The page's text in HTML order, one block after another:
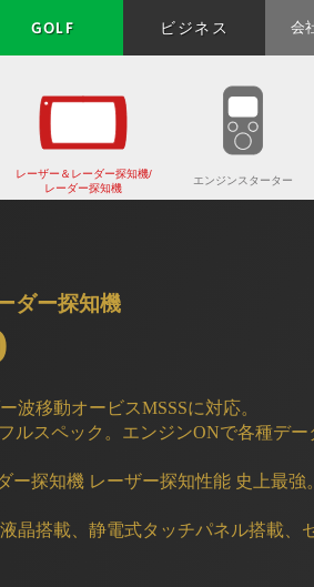
GOLF ビジネス 会
レーザー＆レーダー探知機/
レーダー探知機
エンジンスターター
ダー探知機
波移動オービスMSSSに対応。
ルスペック。エンジンONで各種デー
ー探知機 レーザー探知性能 史上最強
晶搭載、静電式タッチパネル搭載、